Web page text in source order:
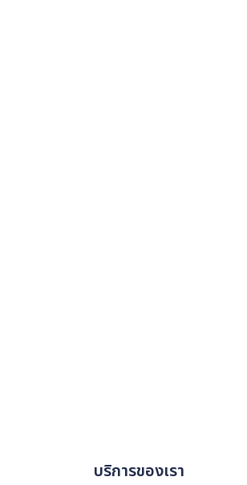
บริการของเรา